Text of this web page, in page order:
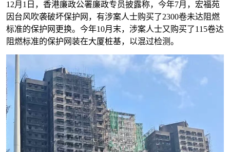
12月1日，香港廉政公署廉政专员披露称，今年7月，宏福苑
因台风吹袭破坏保护网，有涉案人士购买了2300卷未达阻燃
标准的保护网更换。今年10月末，涉案人士又购买了115卷达
阻燃标准的保护网装在大厦桩基，以混过检测。